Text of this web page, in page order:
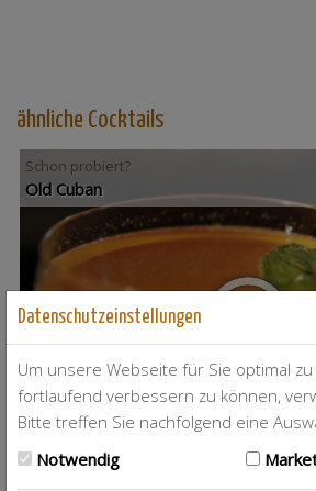
ähnliche Cocktails
Schon probiert?
Old Cuban
Datenschutzeinstellungen
Um unsere Webseite für Sie optimal
fortlaufend verbessern zu können,
Bitte treffen Sie nachfolgend eine
Notwendig